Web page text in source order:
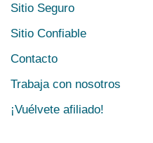
Sitio Seguro
Sitio Confiable
Contacto
Trabaja con nosotros
¡Vuélvete afiliado!